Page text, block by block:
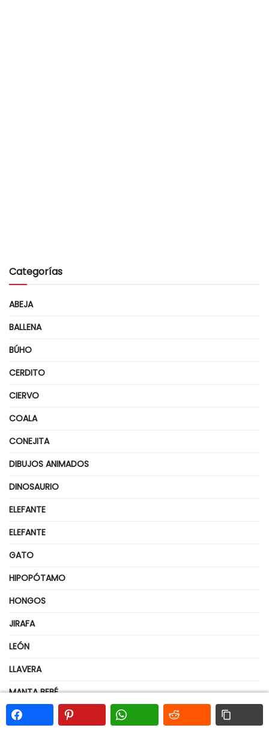
Categorías
ABEJA
BALLENA
BÚHO
CERDITO
CIERVO
COALA
CONEJITA
DIBUJOS ANIMADOS
DINOSAURIO
ELEFANTE
ELEFANTE
GATO
HIPOPÓTAMO
HONGOS
JIRAFA
LEÓN
LLAVERA
MANTA BEBÉ
MARIPOSA